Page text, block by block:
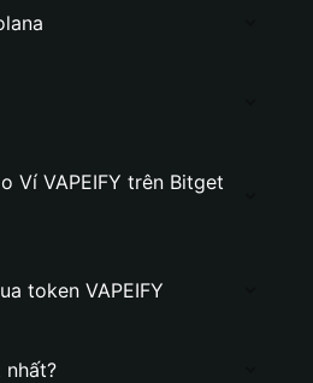
Ví VAPEIFY trên Bitget
token VAPEIFY
nhất?